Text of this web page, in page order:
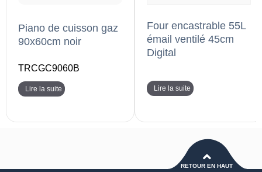
Piano de cuisson gaz
90x60cm noir
TRCGC9060B
Lire la suite
Four encastrable 55L
émail ventilé 45cm
Digital
Lire la suite
RETOUR EN HAUT